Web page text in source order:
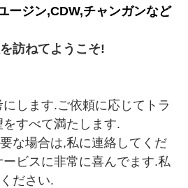
ージン,CDW,チャンガンなど
訪ねてようこそ!
します.ご依頼に応じてトラ
すべて満たします.
な場合は,私に連絡してくだ
ビスに非常に喜んでます.私
ださい.